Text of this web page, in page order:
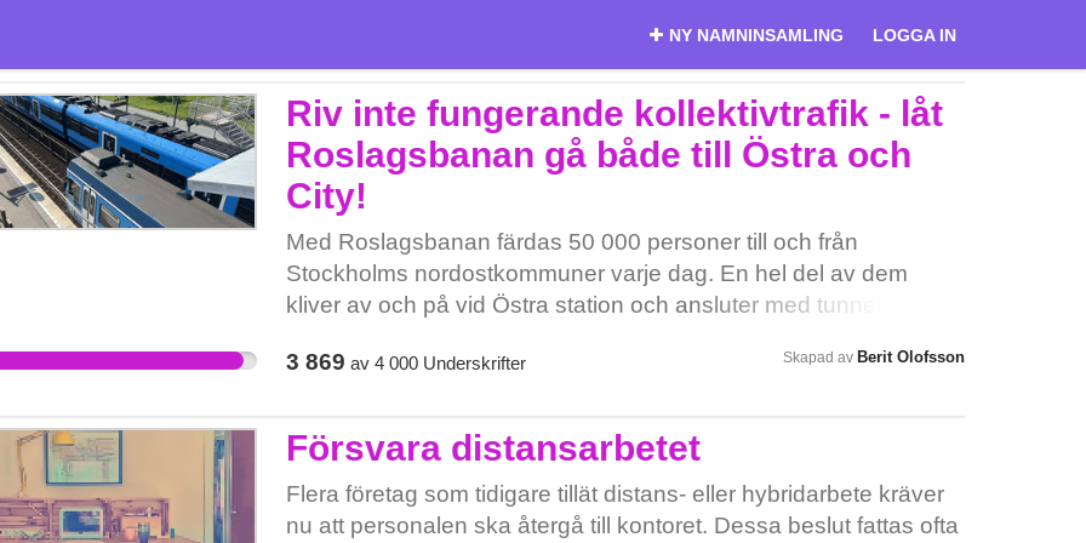
NY NAMNINSAMLING LOGGA IN
Riv inte fungerande kollektivtrafik - låt
Roslagsbanan gå både till Östra och
City!
Med Roslagsbanan färdas 50 000 personer till och från
Stockholms nordostkommuner varje dag. En hel del av dem
kliver av och på vid Östra station och ansluter med tunnelbanan.
byten har det beslutats att Roslagsbanan istället ska gå i tunnel
behålla vissa tåg till Östra har inte utretts! Varför riva existerande
kollektivtrafik när man bygger ny – vi kan behålla båda! Många
resenärer har planerat sin boende-och arbetssituation utifrån att
Roslagsbanan går till Östra station. För dem krävs förändrade
3 869 av 4 000Underskrifter Skapad av Berit Olofsson
Försvara distansarbetet
Flera företag som tidigare tillät distans- eller hybridarbete kräver
nu att personalen ska återgå till kontoret. Dessa beslut fattas ofta